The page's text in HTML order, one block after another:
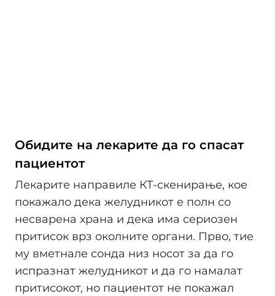
Обидите на лекарите да го спасат
пациентот
Лекарите направиле КТ-скенирање, кое
покажало дека желудникот е полн со
несварена храна и дека има сериозен
притисок врз околните органи. Прво, тие
му вметнале сонда низ носот за да го
испразнат желудникот и да го намалат
притисокот, но пациентот не покажал